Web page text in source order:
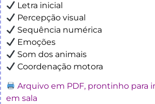
Letra inicial
Percepção visual
Sequência numérica
Emoções
Som dos animais
Coordenação motora
Arquivo em PDF, prontinho para
em sala